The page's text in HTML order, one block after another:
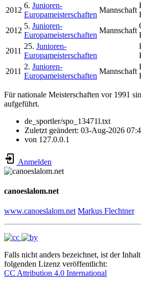
2012
6. Junioren-
Europameisterschaften
Mannschaft
2012
5. Junioren-
Europameisterschaften
Mannschaft
2011
25. Junioren-
Europameisterschaften
2011
2. Junioren-
Europameisterschaften
Mannschaft
Für nationale Meisterschaften vor 1991
aufgeführt.
de_sportler/spo_13471l.txt
Zuletzt geändert: 03-Aug-2026
von 127.0.0.1
Anmelden
canoeslalom.net
www.canoeslalom.net Markus Flechtner
Falls nicht anders bezeichnet, ist der
folgenden Lizenz veröffentlicht:
CC Attribution 4.0 International